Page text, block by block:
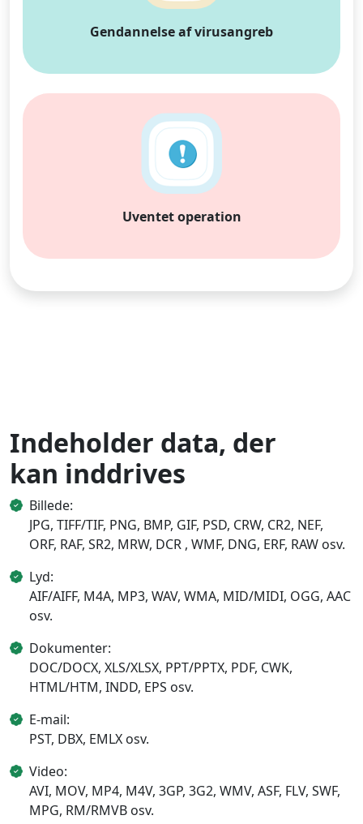
Gendannelse af virusangreb
Uventet operation
Indeholder data, der
kan inddrives
Billede:
JPG, TIFF/TIF, PNG, BMP, GIF, PSD, CRW, CR2, NEF,
ORF, RAF, SR2, MRW, DCR , WMF, DNG, ERF, RAW osv.
Lyd:
AIF/AIFF, M4A, MP3, WAV, WMA, MID/MIDI, OGG, AAC
osv.
Dokumenter:
DOC/DOCX, XLS/XLSX, PPT/PPTX, PDF, CWK,
HTML/HTM, INDD, EPS osv.
E-mail:
PST, DBX, EMLX osv.
Video:
AVI, MOV, MP4, M4V, 3GP, 3G2, WMV, ASF, FLV, SWF,
MPG, RM/RMVB osv.